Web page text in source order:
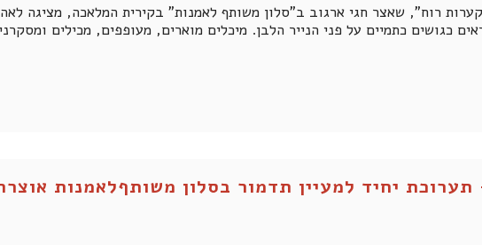
רוח", שאצר חגי ארגוב ב"סלון משותף לאמנות" בקירית המלאכה, מציגה
כגושים כתמיים על פני הנייר הלבן. מיכלים מוארים, מעופפים, מכילים
תערוכת יחיד למעיין תדמור בסלון משותףלאמנות